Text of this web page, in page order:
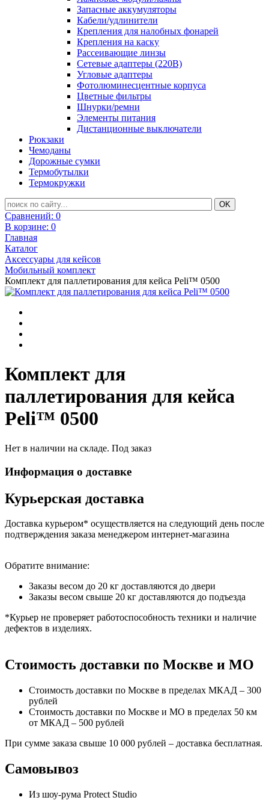
Запасные аккумуляторы
Кабели/удлинители
Крепления для налобных фонарей
Крепления на каску
Рассеивающие линзы
Сетевые адаптеры (220В)
Угловые адаптеры
Фотолюминесцентные корпуса
Цветные фильтры
Шнурки/ремни
Элементы питания
Дистанционные выключатели
Рюкзаки
Чемоданы
Дорожные сумки
Термобутылки
Термокружки
Сравнений: 0
В корзине: 0
Главная
Каталог
Аксессуары для кейсов
Мобильный комплект
Комплект для паллетирования для кейса Peli™ 0500
Комплект для
паллетирования для кейса
Peli™ 0500
Нет в наличии на складе. Под заказ
Информация о доставке
Курьерская доставка
Доставка курьером* осуществляется на следующий день после
подтверждения заказа менеджером интернет-магазина
Обратите внимание:
Заказы весом до 20 кг доставляются до двери
Заказы весом свыше 20 кг доставляются до подъезда
*Курьер не проверяет работоспособность техники и наличие
дефектов в изделиях.
Стоимость доставки по Москве и МО
Стоимость доставки по Москве в пределах МКАД – 300
рублей
Стоимость доставки по Москве и МО в пределах 50 км
от МКАД – 500 рублей
При сумме заказа свыше 10 000 рублей – доставка бесплатная.
Самовывоз
Из шоу-рума Protect Studio